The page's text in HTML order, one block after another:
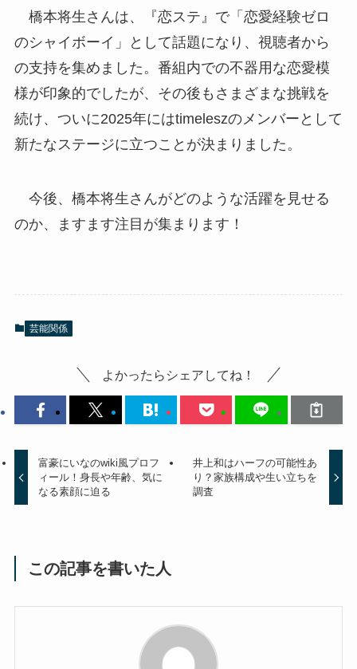
橋本将生さんは、『恋ステ』で「恋愛経験ゼロ
のシャイボーイ」として話題になり、視聴者から
の支持を集めました。番組内での不器用な恋愛模
様が印象的でしたが、その後もさまざまな挑戦を
続け、ついに2025年にはtimeleszのメンバーとして
新たなステージに立つことが決まりました。
今後、橋本将生さんがどのような活躍を見せる
のか、ますます注目が集まります！
芸能関係
よかったらシェアしてね！
富豪にいなのwiki風プロフ
ィール！身長や年齢、気に
なる素顔に迫る
井上和はハーフの可能性あ
り？家族構成や生い立ちを
調査
この記事を書いた人